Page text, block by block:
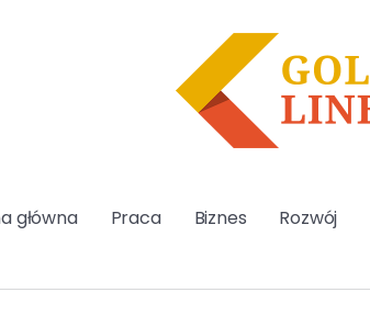
główna Praca Biznes Rozwój